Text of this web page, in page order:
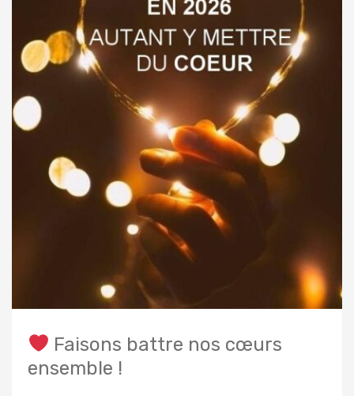
Faisons battre nos cœurs
ensemble !